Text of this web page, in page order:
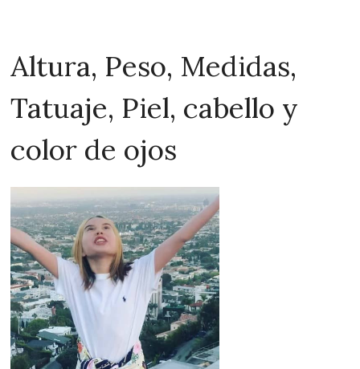
Altura, Peso, Medidas,
Tatuaje, Piel, cabello y
color de ojos